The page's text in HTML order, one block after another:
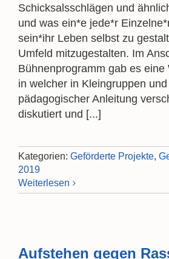
Schicksalsschlägen und
und was ein*e jede*r
sein*ihr Leben selbst zu
Umfeld mitzugestalten. Im
Bühnenprogramm gab es eine
in welcher in Kleingruppen
pädagogischer Anleitung
diskutiert und [...]
Kategorien: Geförderte Projekte,
2019
Weiterlesen
Aufstehen gegen